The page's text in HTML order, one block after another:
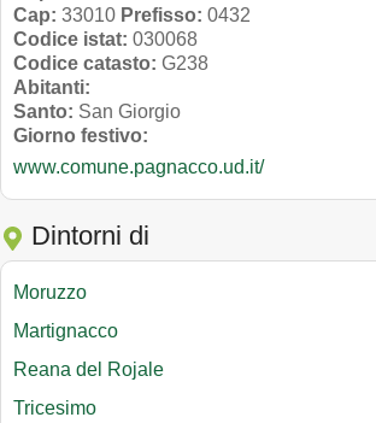
Cap: 33010 Prefisso: 0432
Codice istat: 030068
Codice catasto: G238
Abitanti:
Santo: San Giorgio
Giorno festivo:
www.comune.pagnacco.ud.it/
Dintorni di
Moruzzo
Martignacco
Reana del Rojale
Tricesimo